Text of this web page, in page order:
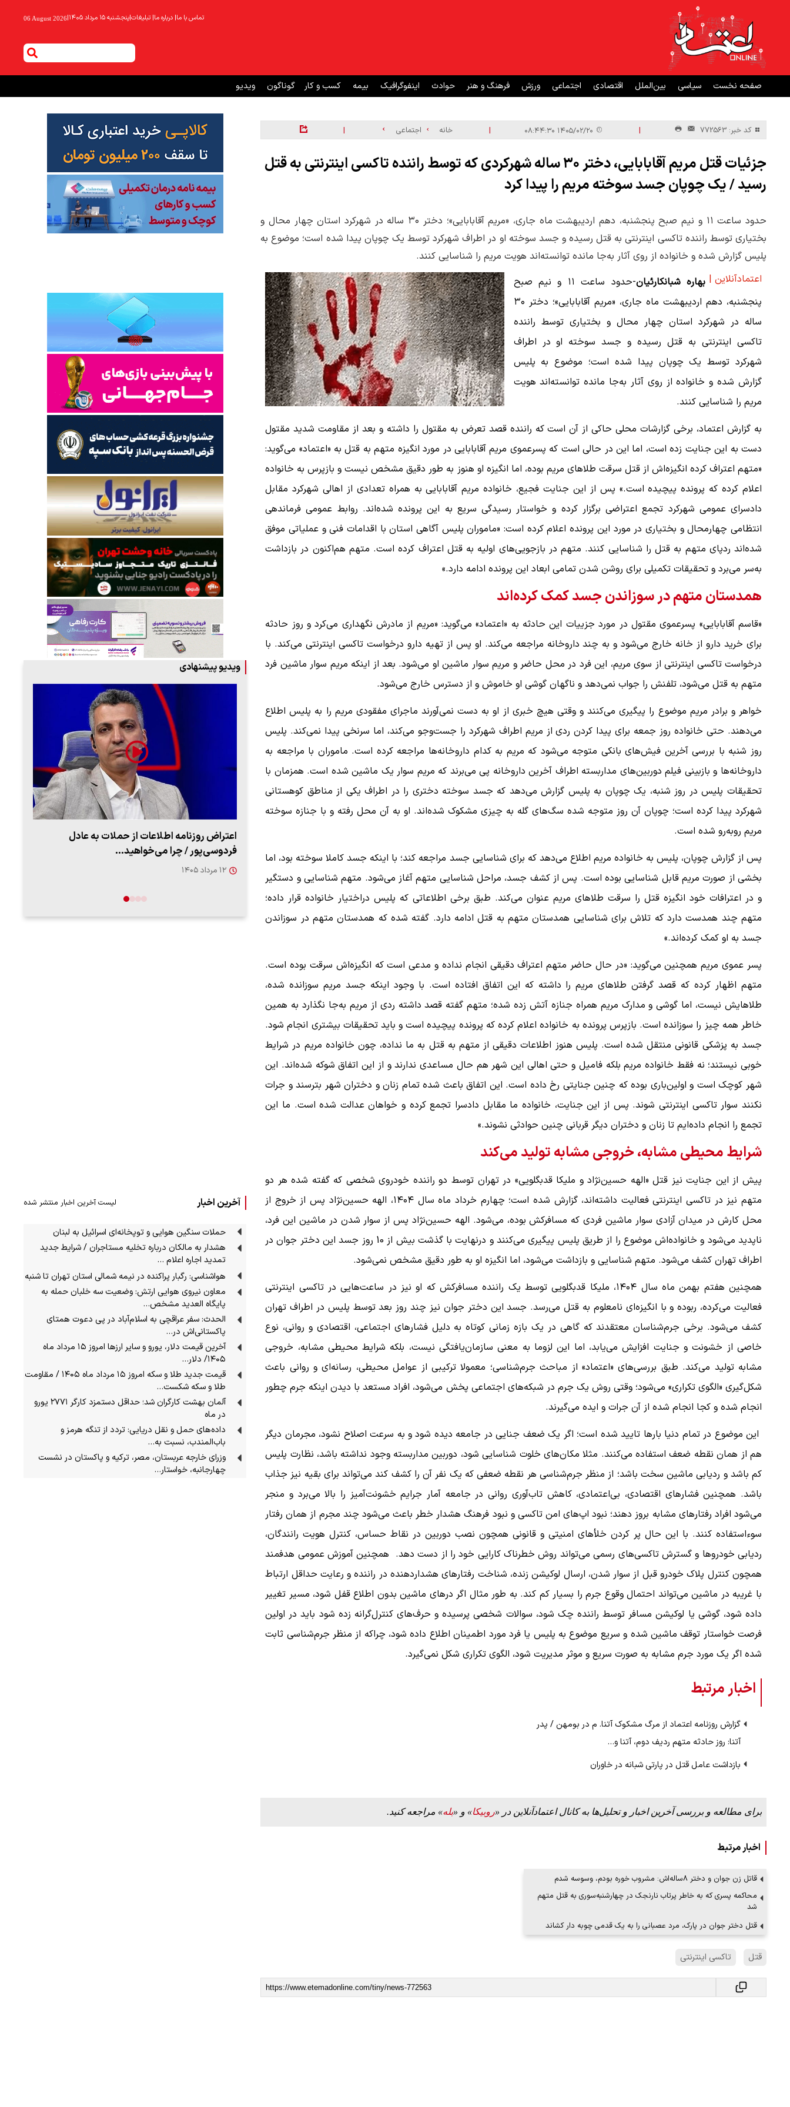
تماس با ما| درباره ما| تبلیغات|پنجشنبه ۱۵ مرداد ۱۴۰۵ |
06 August 2026
صفحه نخست سیاسی بین‌الملل اقتصادی اجتماعی ورزش فرهنگ و هنر حوادث اینفوگرافیک بیمه کسب و کار گوناگون ویدیو
کد خبر: 772563 |
| خانه اجتماعی |
جزئیات قتل مریم آقابابایی، دختر ۳۰ ساله شهرکردی که توسط راننده تاکسی اینترنتی به قتل
رسید / یک چوپان جسد سوخته مریم را پیدا کرد
حدود ساعت ۱۱ و نیم صبح پنجشنبه، دهم اردیبهشت ماه جاری، «مریم آقابابایی»؛ دختر ۳۰ ساله در شهرکرد استان چهار محال و
بختیاری توسط راننده تاکسی اینترنتی به قتل رسیده و جسد سوخته او در اطراف شهرکرد توسط یک چوپان پیدا شده است؛ موضوع به
پلیس گزارش شده و خانواده از روی آثار به‌جا مانده توانسته‌اند هویت مریم را شناسایی کنند.
اعتمادآنلاین | بهاره شبانکارئیان
-حدود ساعت ۱۱ و نیم صبح
پنجشنبه، دهم اردیبهشت ماه جاری، «مریم آقابابایی»؛ دختر ۳۰
ساله در شهرکرد استان چهار محال و بختیاری توسط راننده
تاکسی اینترنتی به قتل رسیده و جسد سوخته او در اطراف
شهرکرد توسط یک چوپان پیدا شده است؛ موضوع به پلیس
گزارش شده و خانواده از روی آثار به‌جا مانده توانسته‌اند هویت
مریم را شناسایی کنند.
به گزارش اعتماد، برخی گزارشات محلی حاکی از آن است که راننده قصد تعرض به مقتول را داشته و بعد از مقاومت شدید مقتول
دست به این جنایت زده است، اما این در حالی است که پسرعموی مریم آقابابایی در مورد انگیزه متهم به قتل به «اعتماد» می‌گوید:
«متهم اعتراف کرده انگیزه‌اش از قتل سرقت طلاهای مریم بوده، اما انگیزه او هنوز به ‌طور دقیق مشخص نیست و بازپرس به خانواده
اعلام کرده که پرونده پیچیده است.» پس از این جنایت فجیع، خانواده مریم آقابابایی به همراه تعدادی از اهالی شهرکرد مقابل
دادسرای عمومی شهرکرد تجمع اعتراضی برگزار کرده و خواستار رسیدگی سریع به این پرونده شده‌اند. روابط عمومی فرماندهی
انتظامی چهارمحال و بختیاری در مورد این پرونده اعلام کرده است: «ماموران پلیس آگاهی استان با اقدامات فنی و عملیاتی موفق
شده‌اند ردپای متهم به قتل را شناسایی کنند. متهم در بازجویی‌های اولیه به قتل اعتراف کرده است. متهم هم‌اکنون در بازداشت
به‌سر می‌برد و تحقیقات تکمیلی برای روشن شدن تمامی ابعاد این پرونده ادامه دارد.»
همدستان متهم در سوزاندن جسد کمک کرده‌اند
«قاسم آقابابایی» پسرعموی مقتول در مورد جزییات این حادثه به «اعتماد» می‌گوید: «مریم از مادرش نگهداری می‌کرد و روز حادثه
برای خرید دارو از خانه خارج می‌شود و به چند داروخانه مراجعه می‌کند. او پس از تهیه دارو درخواست تاکسی اینترنتی می‌کند. با
درخواست تاکسی اینترنتی از سوی مریم، این فرد در محل حاضر و مریم سوار ماشین او می‌شود. بعد از اینکه مریم سوار ماشین فرد
متهم به قتل می‌شود، تلفنش را جواب نمی‌دهد و ناگهان گوشی‌ او خاموش و از دسترس خارج می‌شود.
خواهر و برادر مریم موضوع را پیگیری می‌کنند و وقتی هیچ خبری از او به دست نمی‌آورند ماجرای مفقودی مریم را به پلیس اطلاع
می‌دهند. حتی خانواده روز جمعه برای پیدا کردن ردی از مریم اطراف شهرکرد را جست‌وجو می‌کند، اما سرنخی ‌پیدا نمی‌کند. پلیس
روز شنبه با بررسی آخرین فیش‌های بانکی متوجه می‌شود که مریم به کدام داروخانه‌ها مراجعه کرده است. ماموران با مراجعه به
داروخانه‌ها و بازبینی فیلم دوربین‌های مداربسته اطراف آخرین داروخانه پی می‌برند که مریم سوار یک ماشین شده است. همزمان با
تحقیقات پلیس در روز شنبه، یک چوپان به پلیس گزارش می‌دهد که جسد سوخته دختری را در اطراف یکی از مناطق کوهستانی
شهرکرد پیدا کرده است؛ چوپان آن روز متوجه شده سگ‌های گله به چیزی مشکوک شده‌اند. او به آن محل رفته و با جنازه سوخته
مریم روبه‌رو شده است.
پس از گزارش چوپان، پلیس به خانواده مریم اطلاع می‌دهد که برای شناسایی جسد مراجعه کند؛ با اینکه جسد کاملا سوخته بود، اما
بخشی از صورت مریم قابل شناسایی بوده است. پس از کشف جسد، مراحل شناسایی متهم آغاز می‌شود. متهم شناسایی و دستگیر
و در اعترافات خود انگیزه قتل را سرقت طلاهای مریم عنوان می‌کند. طبق برخی اطلاعاتی که پلیس دراختیار خانواده قرار داده؛
متهم چند همدست دارد که تلاش برای شناسایی همدستان متهم به قتل ادامه دارد. گفته شده که همدستان متهم در سوزاندن
جسد به او کمک کرده‌اند.»
پسر عموی مریم همچنین می‌گوید: «در حال حاضر متهم اعتراف دقیقی انجام نداده و مدعی است که انگیزه‌اش سرقت بوده است.
متهم اظهار کرده که قصد گرفتن طلاهای مریم را داشته که این اتفاق افتاده است. با وجود اینکه جسد مریم سوزانده شده،
طلاهایش نیست، اما گوشی و مدارک مریم همراه جنازه آتش زده‌ شده؛ متهم گفته قصد داشته ردی از مریم به‌جا نگذارد به همین
خاطر همه ‌چیز را سوزانده است. بازپرس پرونده به خانواده اعلام کرده که پرونده پیچیده است و باید تحقیقات بیشتری انجام شود.
جسد به پزشکی قانونی منتقل شده است. پلیس هنوز اطلاعات دقیقی از متهم به قتل به ما نداده، چون خانواده مریم در شرایط
خوبی نیستند؛ نه فقط خانواده مریم بلکه فامیل و حتی اهالی این شهر هم حال مساعدی ندارند و از این اتفاق شوکه شده‌اند. این
شهر کوچک است و اولین‌باری بوده که چنین جنایتی رخ داده است. این اتفاق باعث شده تمام زنان و دختران شهر بترسند و جرات
نکنند سوار تاکسی اینترنتی شوند. پس از این جنایت، خانواده ما مقابل دادسرا تجمع کرده و خواهان عدالت شده است. ما این
تجمع را انجام داده‌ایم تا زنان و دختران دیگر قربانی چنین حوادثی نشوند.»
شرایط محیطی مشابه، خروجی مشابه تولید می‌کند
پیش از این جنایت نیز قتل «الهه حسین‌نژاد و ملیکا قدبگلویی» در تهران توسط دو راننده خودروی شخصی که گفته شده هر دو
متهم نیز در تاکسی اینترنتی فعالیت داشته‌اند، گزارش شده است؛ چهارم خرداد ماه سال ۱۴۰۴، الهه حسین‌نژاد پس از خروج از
محل کارش در میدان آزادی سوار ماشین فردی که مسافرکش بوده، می‌شود. الهه حسین‌نژاد پس از سوار شدن در ماشین این فرد،
ناپدید می‌شود و خانواده‌اش موضوع را از طریق پلیس پیگیری می‌کنند و درنهایت با گذشت بیش از 10 روز جسد این دختر جوان در
اطراف تهران کشف می‌شود. متهم شناسایی و بازداشت می‌شود، اما انگیزه او به‌ طور دقیق مشخص نمی‌شود.
همچنین هفتم بهمن ماه سال ۱۴۰۴، ملیکا قدبگلویی توسط یک راننده مسافرکش که او نیز در ساعت‌هایی در تاکسی اینترنتی
فعالیت می‌کرده، ربوده و با انگیزه‌ای نامعلوم به قتل می‌رسد. جسد این دختر جوان نیز چند روز بعد توسط پلیس در اطراف تهران
کشف می‌شود. برخی جرم‌شناسان معتقدند که گاهی در یک بازه زمانی کوتاه به دلیل فشارهای اجتماعی، اقتصادی و روانی، نوع
خاصی از خشونت و جنایت افزایش می‌یابد، اما این لزوما به معنی سازمان‌یافتگی نیست، بلکه شرایط محیطی مشابه، خروجی
مشابه تولید می‌کند. طبق بررسی‌های «اعتماد» از مباحث جرم‌شناسی؛ معمولا ترکیبی از عوامل محیطی، رسانه‌ای و روانی باعث
شکل‌گیری «الگوی تکراری» می‌شود؛ وقتی روش یک جرم در شبکه‌های اجتماعی پخش می‌شود، افراد مستعد با دیدن اینکه جرم چطور
انجام شده و کجا انجام شده از آن جرات و ایده می‌گیرند.
این موضوع در تمام دنیا بارها تایید شده است؛ اگر یک ضعف جنایی در جامعه دیده شود و به سرعت اصلاح نشود، مجرمان دیگر
هم از همان نقطه ضعف استفاده می‌کنند. مثلا مکان‌های خلوت شناسایی شود، دوربین مداربسته وجود نداشته باشد، نظارت پلیس
کم باشد و ردیابی ماشین سخت باشد؛ از منظر جرم‌شناسی هر نقطه ضعفی که یک نفر آن را کشف کند می‌تواند برای بقیه نیز جذاب
باشد. همچنین فشارهای اقتصادی، بی‌اعتمادی، کاهش تاب‌آوری روانی در جامعه آمار جرایم خشونت‌آمیز را بالا می‌برد و منجر
می‌شود افراد رفتارهای مشابه بروز دهند؛ نبود اپ‌های امن تاکسی و نبود فرهنگ هشدار خطر باعث می‌شود چند مجرم از همان رفتار
سوءاستفاده کنند. با این حال پر کردن خلأهای امنیتی و قانونی همچون نصب دوربین در نقاط حساس، کنترل هویت رانندگان،
ردیابی خودروها و گسترش تاکسی‌های رسمی می‌تواند روش خطرناک کارایی خود را از دست دهد. همچنین آموزش عمومی هدفمند
همچون کنترل پلاک خودرو قبل از سوار شدن، ارسال لوکیشن زنده، شناخت رفتارهای هشداردهنده در راننده و رعایت حداقل ارتباط
با غریبه در ماشین می‌تواند احتمال وقوع جرم را بسیار کم کند. به‌ طور مثال اگر درهای ماشین بدون اطلاع قفل شود، مسیر تغییر
داده شود، گوشی یا لوکیشن مسافر توسط راننده چک شود، سوالات شخصی پرسیده و حرف‌های کنترل‌گرانه زده شود باید در اولین
فرصت خواستار توقف ماشین شده و سریع موضوع به پلیس یا فرد مورد اطمینان اطلاع داده شود، چراکه از منظر جرم‌شناسی ثابت
شده اگر یک مورد جرم مشابه به ‌صورت سریع و موثر مدیریت شود، الگوی تکراری شکل نمی‌گیرد.
اخبار مرتبط
گزارش روزنامه اعتماد از مرگ مشکوک آتنا. م در بومهن / پدر
آتنا: روز حادثه متهم ردیف دوم، آتنا و…
بازداشت عامل قتل در پارتی شبانه در خاوران
برای مطالعه و بررسی آخرین اخبار و تحلیل‌ها به کانال اعتمادآنلاین در «روبیکا» و «بله» مراجعه کنید.
اخبار مرتبط
قاتل زن جوان و دختر ۸ساله‌اش: مشروب خوره بودم، وسوسه شدم
محاکمه پسری که به خاطر پرتاب نارنجک در چهارشنبه‌سوری به قتل متهم
شد
قتل دختر جوان در پارک، مرد عصبانی را به یک قدمی چوبه دار کشاند
قتل تاکسی اینترنتی
ویدیو پیشنهادی
لحظه حمله به بیت
پزشکیان: از حد و حدود خودمان دفاع می‌کنیم، اما
به‌دنبال گسترش جنگ نیس…
روزه از زاویه جدید
اعتراض روزنامه اطلاعات از حملات به عادل
فردوسی‌پور / چرا می‌خواهید…
۱۲ مرداد ۱۴۰۵
آخرین اخبار لیست آخرین اخبار منتشر شده
حملات سنگین هوایی و توپخانه‌ای اسرائیل به لبنان
هشدار به مالکان درباره تخلیه مستاجران / شرایط جدید
تمدید اجاره اعلام …
هواشناسی: رگبار پراکنده در نیمه شمالی استان تهران تا شنبه
معاون نیروی هوایی ارتش: وضعیت سه خلبان حمله به
پایگاه العدید مشخص…
الحدث: سفر عراقچی به اسلام‌آباد در پی دعوت همتای
پاکستانی‌اش در…
آخرین قیمت دلار، یورو و سایر ارزها امروز ۱۵ مرداد ماه
۱۴۰۵/ دلار…
قیمت جدید طلا و سکه امروز ۱۵ مرداد ماه ۱۴۰۵ / مقاومت
طلا و سکه شکست…
آلمان بهشت کارگران شد؛ حداقل دستمزد کارگر ۲۷۷۱ یورو
در ماه
داده‌های حمل‌ و نقل دریایی: تردد از تنگه‌ هرمز و
باب‌المندب، نسبت به…
وزرای خارجه عربستان، مصر، ترکیه و پاکستان در نشست
چهارجانبه، خواستار…